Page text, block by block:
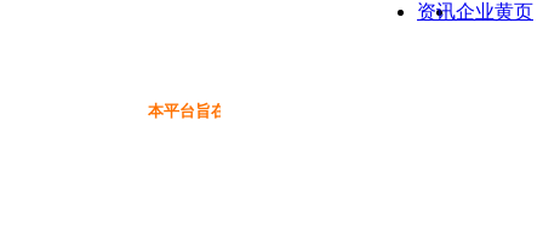
企业黄页
资讯
本平台旨在为保健品行业提供一个信息免费展示交流互